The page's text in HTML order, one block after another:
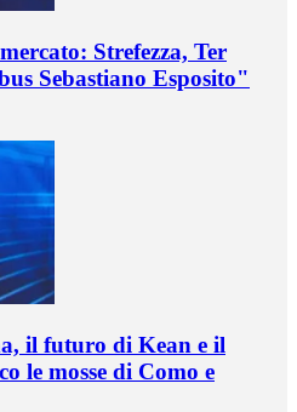
Strefezza, Ter
Sebastiano Esposito"
il futuro di Kean e il
le mosse di Como e